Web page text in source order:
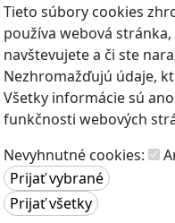
Tieto súbory cookies
používa webová
navštevujete a či ste
Nezhromažďujú údaje,
Všetky informácie sú
funkčnosti webových
Nevyhnutné cookies: